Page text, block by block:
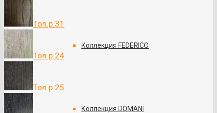
Коллекция FEDERICO
Коллекция DOMANI
Ton.p 31
Ton.p.24
Ton.p.25